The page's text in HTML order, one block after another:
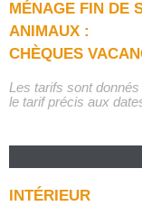
MÉNAGE FIN DE
ANIMAUX :
CHÈQUES
Les tarifs sont
le tarif précis aux
INTÉRIEUR